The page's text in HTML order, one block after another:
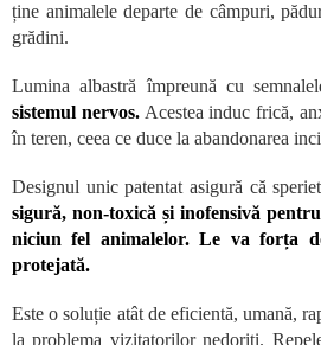
ține animalele departe de câmpuri,
grădini.
Lumina albastră împreună cu
sistemul nervos.Acestea induc frică,
în teren, ceea ce duce la abandonarea
Designul unic patentat asigură că
sigură, non-toxică și inofensivă
niciun fel animalelor. Le va forța
protejată.
Este o soluție atât de eficientă, umană,
la problema vizitatorilor nedoriți.